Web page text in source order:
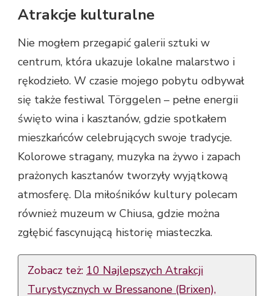
Atrakcje kulturalne
Nie mogłem przegapić galerii sztuki w
centrum, która ukazuje lokalne malarstwo i
rękodzieło. W czasie mojego pobytu odbywał
się także festiwal Törggelen – pełne energii
święto wina i kasztanów, gdzie spotkałem
mieszkańców celebrujących swoje tradycje.
Kolorowe stragany, muzyka na żywo i zapach
prażonych kasztanów tworzyły wyjątkową
atmosferę. Dla miłośników kultury polecam
również muzeum w Chiusa, gdzie można
zgłębić fascynującą historię miasteczka.
Zobacz też: 10 Najlepszych Atrakcji
Turystycznych w Bressanone (Brixen),